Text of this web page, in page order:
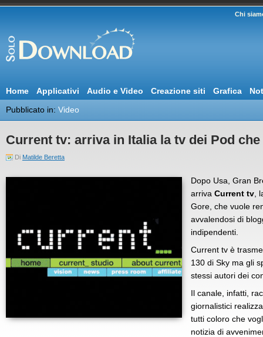
Chi
Home Applicativi Audio e Video Creazione siti Grafica
Pubblicato in: Video
Current tv: arriva in Italia la tv dei Pod
Di Matilde Beretta
Dopo Usa, Gran
arriva Current tv ,
Gore, che vuole
avvalendosi di
indipendenti.
Current tv è
130 di Sky ma gli
stessi autori dei
Il canale, infatti,
giornalistici
tutti coloro che
notizia di